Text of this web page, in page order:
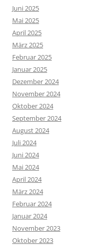
Juni 2025
Mai 2025
April 2025
März 2025
Februar 2025
Januar 2025
Dezember 2024
November 2024
Oktober 2024
September 2024
August 2024
Juli 2024
Juni 2024
Mai 2024
April 2024
März 2024
Februar 2024
Januar 2024
November 2023
Oktober 2023